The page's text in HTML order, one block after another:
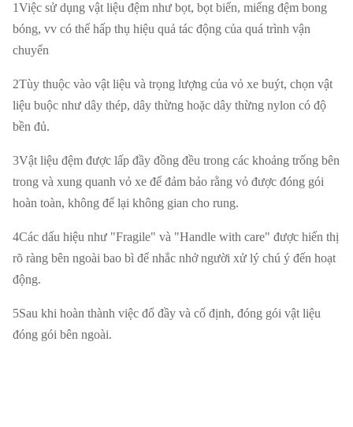
1Việc sử dụng vật liệu đệm như bọt, bọt biển, miếng đệm bong
bóng, vv có thể hấp thụ hiệu quả tác động của quá trình vận
chuyển
2Tùy thuộc vào vật liệu và trọng lượng của vỏ xe buýt, chọn vật
liệu buộc như dây thép, dây thừng hoặc dây thừng nylon có độ
bền đủ.
3Vật liệu đệm được lấp đầy đồng đều trong các khoảng trống bên
trong và xung quanh vỏ xe để đảm bảo rằng vỏ được đóng gói
hoàn toàn, không để lại không gian cho rung.
4Các dấu hiệu như "Fragile" và "Handle with care" được hiển thị
rõ ràng bên ngoài bao bì để nhắc nhở người xử lý chú ý đến hoạt
động.
5Sau khi hoàn thành việc đổ đầy và cố định, đóng gói vật liệu
đóng gói bên ngoài.